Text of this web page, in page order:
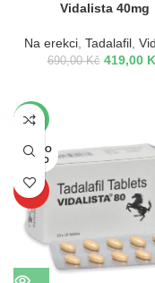
Vidalista 40mg
Na erekci, Tadalafil,
690,00Kč 419,00
-36%
VYPRO
DÁNO
TOP